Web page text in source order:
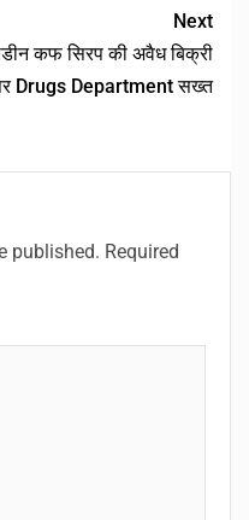
Next
कफ सिरप की अवैध बिक्री
Drugs Department सख्त
published. Required